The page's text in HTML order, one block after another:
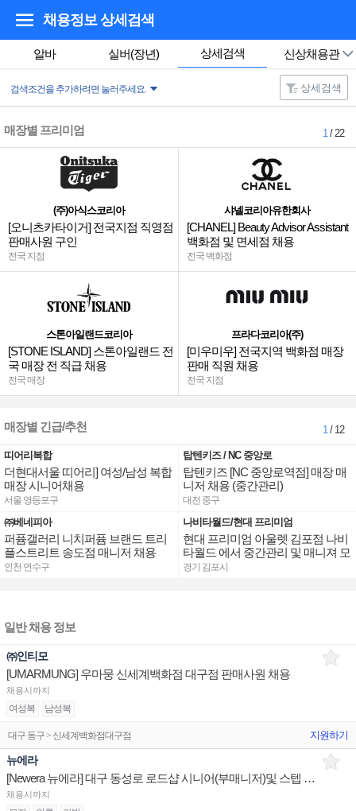
채용정보 상세검색
알바 실버(장년) 상세검색 신상채용관
검색조건을 추가하려면 눌러주세요. 상세검색
매장별 프리미엄 1/ 22
(주)아식스코리아
[오니츠카타이거] 전국지점 직영점
판매사원 구인
전국 지점
스톤아일랜드코리아
[STONE ISLAND] 스톤아일랜드 전
국 매장 전 직급 채용
전국 매장
샤넬코리아유한회사
[CHANEL] Beauty Advisor Assistant
백화점 및 면세점 채용
전국 백화점
프라다코리아(주)
[미우미우] 전국지역 백화점 매장
판매 직원 채용
전국 지점
매장별 긴급/추천 1/ 12
띠어리복합
더현대서울 띠어리] 여성/남성 복합
매장 시니어채용
서울 영등포구
㈜베네피아
퍼퓸갤러리 니치퍼퓸 브랜드 트리
플스트리트 송도점 매니저 채용
인천 연수구
탑텐키즈 / NC 중앙로
탑텐키즈 [NC 중앙로역점] 매장 매
니저 채용 (중간관리)
대전 중구
나비타월드/현대 프리미엄
현대 프리미엄 아울렛 김포점 나비
타월드 에서 중간관리 및 매니져 모
십니다.
경기 김포시
일반 채용 정보
㈜인티모
[UMARMUNG] 우마뭉 신세계백화점 대구점 판매사원 채용
채용시까지
여성복 남성복
대구 동구 > 신세계백화점대구점 지원하기
뉴에라
[Newera 뉴에라] 대구 동성로 로드샵 시니어(부매니저)및 스텝 구인
채용시까지